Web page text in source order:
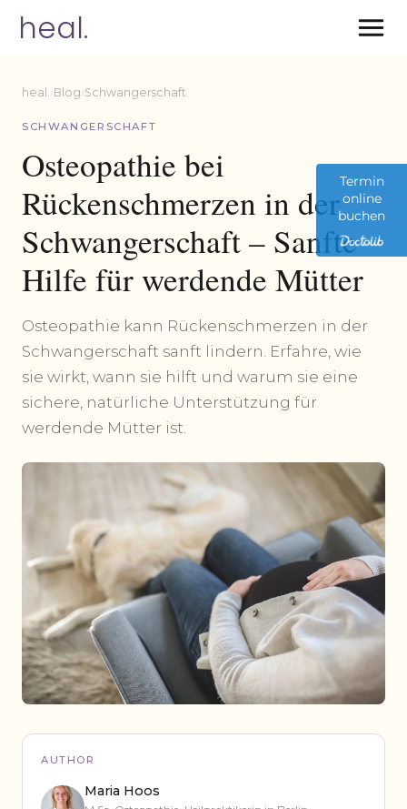
heal.
heal. ›Blog ›Schwangerschaft
SCHWANGERSCHAFT
Osteopathie bei
Rückenschmerzen in der
Schwangerschaft – Sanfte
Hilfe für werdende Mütter
Osteopathie kann Rückenschmerzen in der
Schwangerschaft sanft lindern. Erfahre, wie
sie wirkt, wann sie hilft und warum sie eine
sichere, natürliche Unterstützung für
werdende Mütter ist.
AUTHOR
Maria Hoos
Termin
online
buchen